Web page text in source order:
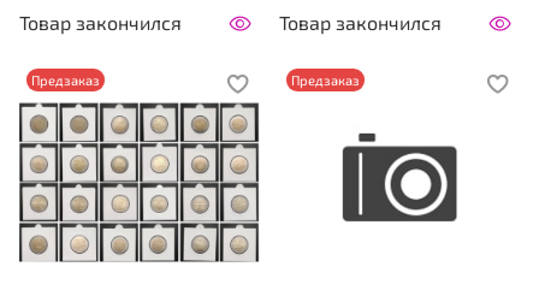
Товар закончился Товар закончился
Предзаказ Предзаказ